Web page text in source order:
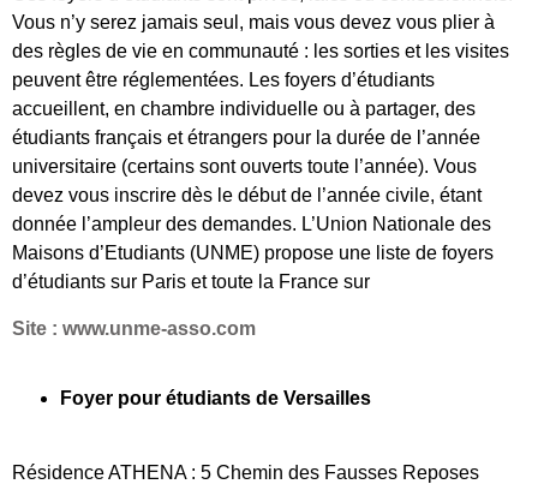
Vous n’y serez jamais seul, mais vous devez vous plier à
des règles de vie en communauté : les sorties et les visites
peuvent être réglementées. Les foyers d’étudiants
accueillent, en chambre individuelle ou à partager, des
étudiants français et étrangers pour la durée de l’année
universitaire (certains sont ouverts toute l’année). Vous
devez vous inscrire dès le début de l’année civile, étant
donnée l’ampleur des demandes. L’Union Nationale des
Maisons d’Etudiants (UNME) propose une liste de foyers
d’étudiants sur Paris et toute la France sur
Site : www.unme-asso.com
Foyer pour étudiants de Versailles
Résidence ATHENA : 5 Chemin des Fausses Reposes